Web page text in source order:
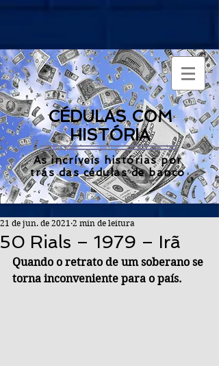
CÉDULAS COM
HISTÓRIA
As incríveis histórias por
trás das cédulas de banco
50 Rials – 1979 – Irã
21 de jun. de 2021 2 min de leitura
Quando o retrato de um soberano se
torna inconveniente para o país.